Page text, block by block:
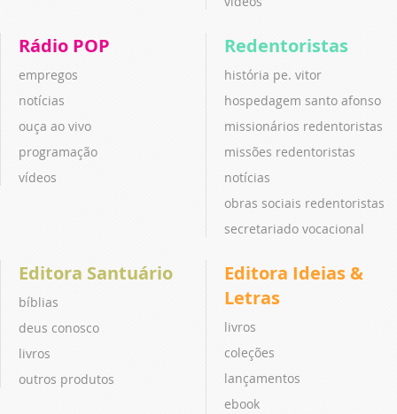
Rádio POP
empregos
notícias
ouça ao vivo
programação
vídeos
Redentoristas
história pe. vitor
hospedagem santo afonso
missionários redentoristas
missões redentoristas
notícias
obras sociais redentoristas
secretariado vocacional
Editora Santuário
bíblias
deus conosco
livros
outros produtos
Editora Ideias &
Letras
livros
coleções
lançamentos
ebook